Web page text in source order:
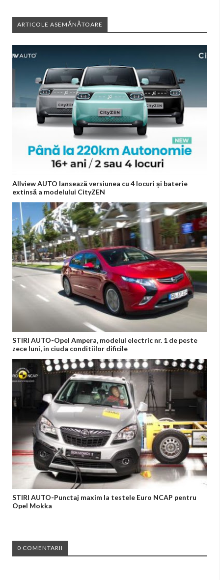
ARTICOLE ASEMĂNĂTOARE
Allview AUTO lansează versiunea cu 4 locuri și baterie
extinsă a modelului CityZEN
STIRI AUTO-Opel Ampera, modelul electric nr. 1 de peste
zece luni, in ciuda conditiilor dificile
STIRI AUTO-Punctaj maxim la testele Euro NCAP pentru
Opel Mokka
0 COMENTARII